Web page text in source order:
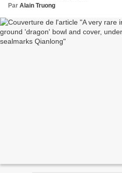
Par Alain Truong